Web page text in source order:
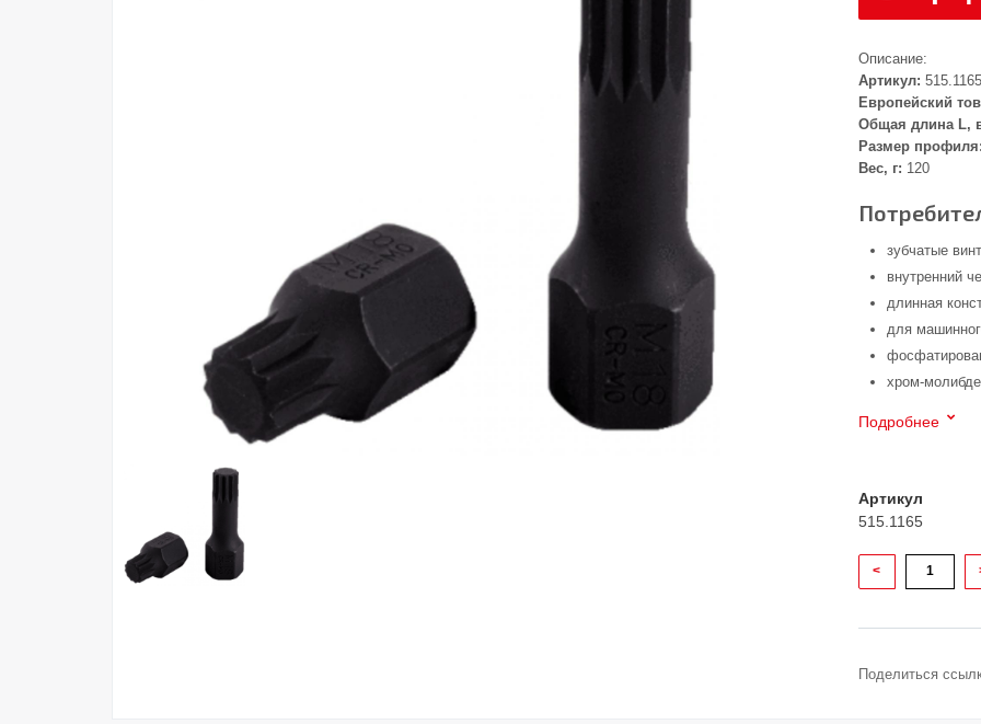
Описание:
Артикул: 515.1165
Европейский
Общая длина L,
Размер профиля:
Вес, г: 120
зубчатые
внутренний
длинная
для
хром-
Подробнее
Артикул
515.1165
<
Поделиться